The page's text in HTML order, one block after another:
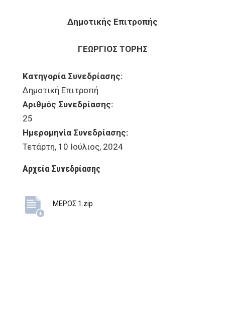
Δημοτικής Επιτροπής
ΓΕΩΡΓΙΟΣ ΤΟΡΗΣ
Κατηγορία Συνεδρίασης:
Δημοτική Επιτροπή
Αριθμός Συνεδρίασης:
25
Ημερομηνία Συνεδρίασης:
Τετάρτη, 10 Ιούλιος, 2024
Αρχεία Συνεδρίασης
ΜΕΡΟΣ 1.zip